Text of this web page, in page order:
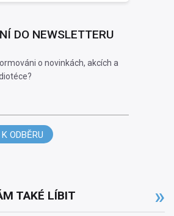
DO NEWSLETTERU
o novinkách, akcích a
ODBĚRU
TAKÉ LÍBIT